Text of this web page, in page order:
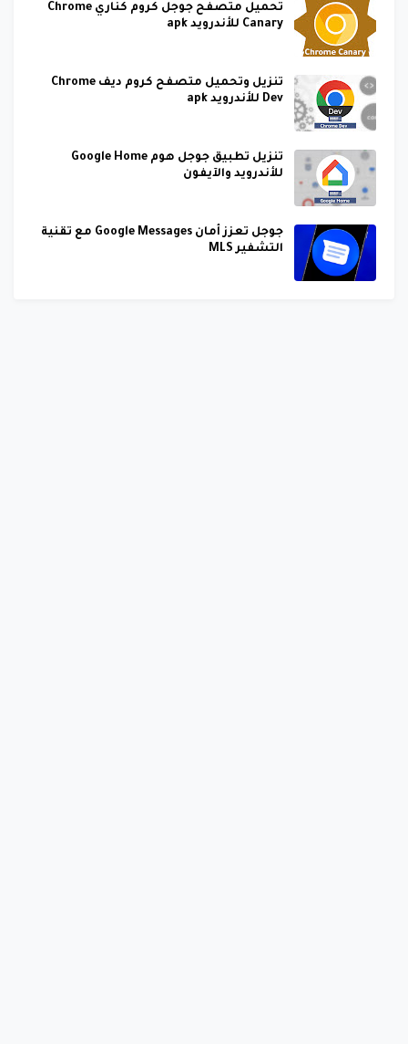
تحميل متصفح جوجل كروم كناري Chrome
Canary للأندرويد apk
تنزيل وتحميل متصفح كروم ديف Chrome
Dev للأندرويد apk
تنزيل تطبيق جوجل هوم Google Home
للأندرويد والآيفون
جوجل تعزز أمان Google Messages مع تقنية
التشفير MLS